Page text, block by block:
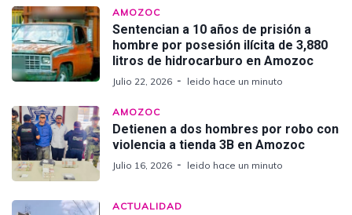
AMOZOC
Sentencian a 10 años de prisión a
hombre por posesión ilícita de 3,880
litros de hidrocarburo en Amozoc
Julio 22, 2026 leido hace un minuto
AMOZOC
Detienen a dos hombres por robo con
violencia a tienda 3B en Amozoc
Julio 16, 2026 leido hace un minuto
ACTUALIDAD